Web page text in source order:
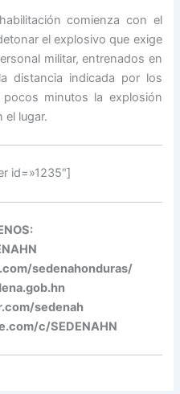
comienza con el
el explosivo que exige
militar, entrenados en
distancia indicada por los
minutos la explosión
el lugar.
id=»1235″]
sedenahonduras/
sedenah
c/SEDENAHN